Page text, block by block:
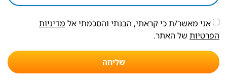
אני מאשר/ת כי קראתי, הבנתי והסכמתי אל מדיניות
הפרטיות של האתר.
שליחה